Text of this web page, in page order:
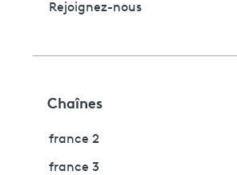
Rejoignez-nous
Chaînes
france 2
france 3